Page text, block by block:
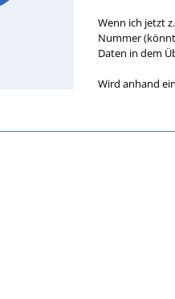
Wenn ich jetzt
Nummer
Daten in dem
Wird anhand